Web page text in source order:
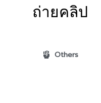
ถ่ายคลิป
Others